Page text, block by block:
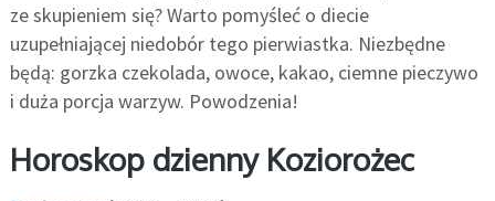
ze skupieniem się? Warto pomyśleć o diecie
uzupełniającej niedobór tego pierwiastka. Niezbędne
będą: gorzka czekolada, owoce, kakao, ciemne pieczywo
i duża porcja warzyw. Powodzenia!
Horoskop dzienny Koziorożec